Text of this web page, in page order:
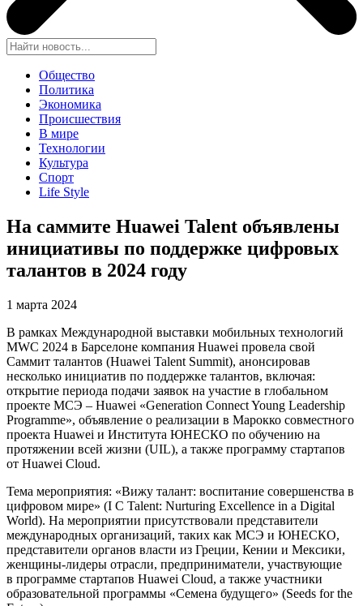
Общество
Политика
Экономика
Происшествия
В мире
Технологии
Культура
Спорт
Life Style
На саммите Huawei Talent объявлены
инициативы по поддержке цифровых
талантов в 2024 году
1 марта 2024
В рамках Международной выставки мобильных технологий
MWC 2024 в Барселоне компания Huawei провела свой
Саммит талантов (Huawei Talent Summit), анонсировав
несколько инициатив по поддержке талантов, включая:
открытие периода подачи заявок на участие в глобальном
проекте МСЭ – Huawei «Generation Connect Young Leadership
Programme», объявление о реализации в Марокко совместного
проекта Huawei и Института ЮНЕСКО по обучению на
протяжении всей жизни (UIL), а также программу стартапов
от Huawei Cloud.
Тема мероприятия: «Вижу талант: воспитание совершенства в
цифровом мире» (I C Talent: Nurturing Excellence in a Digital
World). На мероприятии присутствовали представители
международных организаций, таких как МСЭ и ЮНЕСКО,
представители органов власти из Греции, Кении и Мексики,
женщины-лидеры отрасли, предприниматели, участвующие
в программе стартапов Huawei Cloud, а также участники
образовательной программы «Семена будущего» (Seeds for the